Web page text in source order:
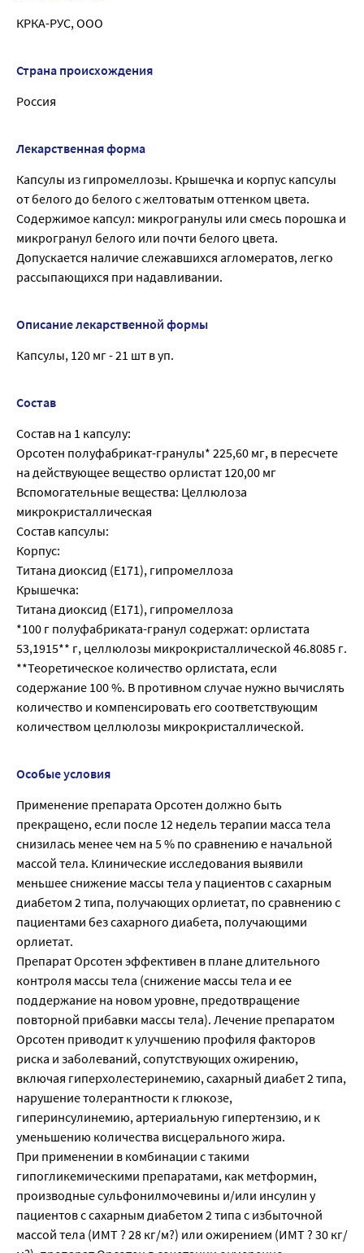
КРКА-РУС, ООО
Страна происхождения
Россия
Лекарственная форма
Капсулы из гипромеллозы. Крышечка и корпус капсулы
от белого до белого с желтоватым оттенком цвета.
Содержимое капсул: микрогранулы или смесь порошка и
микрогранул белого или почти белого цвета.
Допускается наличие слежавшихся агломератов, легко
рассыпающихся при надавливании.
Описание лекарственной формы
Капсулы, 120 мг - 21 шт в уп.
Состав
Состав на 1 капсулу:
Орсотен полуфабрикат-гранулы* 225,60 мг, в пересчете
на действующее вещество орлистат 120,00 мг
Вспомогательные вещества: Целлюлоза
микрокристаллическая
Состав капсулы:
Корпус:
Титана диоксид (Е171), гипромеллоза
Крышечка:
Титана диоксид (Е171), гипромеллоза
*100 г полуфабриката-гранул содержат: орлистата
53,1915** г, целлюлозы микрокристаллической 46.8085 г.
**Теоретическое количество орлистата, если
содержание 100 %. В противном случае нужно вычислять
количество и компенсировать его соответствующим
количеством целлюлозы микрокристаллической.
Особые условия
Применение препарата Орсотен должно быть
прекращено, если после 12 недель терапии масса тела
снизилась менее чем на 5 % по сравнению е начальной
массой тела. Клинические исследования выявили
меньшее снижение массы тела у пациентов с сахарным
диабетом 2 типа, получающих орлиетат, по сравнению с
пациентами без сахарного диабета, получающими
орлиетат.
Препарат Орсотен эффективен в плане длительного
контроля массы тела (снижение массы тела и ее
поддержание на новом уровне, предотвращение
повторной прибавки массы тела). Лечение препаратом
Орсотен приводит к улучшению профиля факторов
риска и заболеваний, сопутствующих ожирению,
включая гиперхолестеринемию, сахарный диабет 2 типа,
нарушение толерантности к глюкозе,
гиперинсулинемию, артериальную гипертензию, и к
уменьшению количества висцерального жира.
При применении в комбинации с такими
гипогликемическими препаратами, как метформин,
производные сульфонилмочевины и/или инсулин у
пациентов с сахарным диабетом 2 типа с избыточной
массой тела (ИМТ ? 28 кг/м?) или ожирением (ИМТ ? 30 кг/